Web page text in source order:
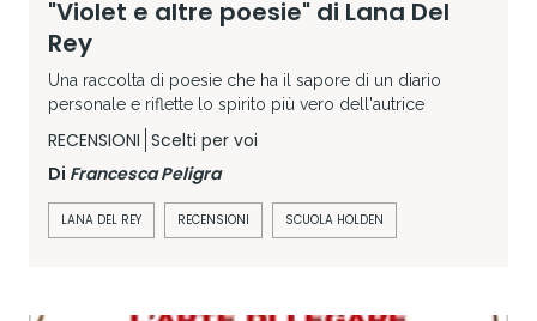
"Violet e altre poesie" di Lana Del
Rey
Una raccolta di poesie che ha il sapore di un diario
personale e riflette lo spirito più vero dell'autrice
RECENSIONI Scelti per voi
Di Francesca Peligra
LANA DEL REY RECENSIONI SCUOLA HOLDEN